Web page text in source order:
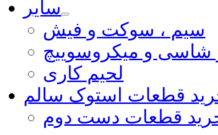
سایر
سیم ، سوکت و فیش
شاسی و میکروسوییچ
لحیم کاری
قطعات استوک سالم
قطعات دست دوم